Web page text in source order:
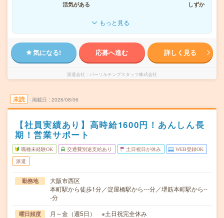
活気がある
しずか
もっと見る
気になる! 応募へ進む 詳しく見る
派遣会社 パーソルテンプスタッフ株式会社
未読 掲載日 2026/08/06
【社員実績あり】高時給1600円！あんしん長
期！営業サポート
職種未経験OK 交通費別途支給あり 土日祝日が休み WEB登録OK
派遣
勤務地
大阪市西区
本町駅から徒歩1分／淀屋橋駅から---分／堺筋本町駅から--
-分
曜日頻度 月～金（週5日） ※土日祝完全休み